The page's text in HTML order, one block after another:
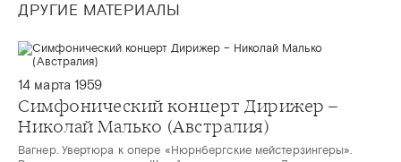
ДРУГИЕ МАТЕРИАЛЫ
14 марта 1959
Симфонический концерт Дирижер –
Николай Малько (Австралия)
Вагнер. Увертюра к опере «Нюрнбергские мейстерзингеры».